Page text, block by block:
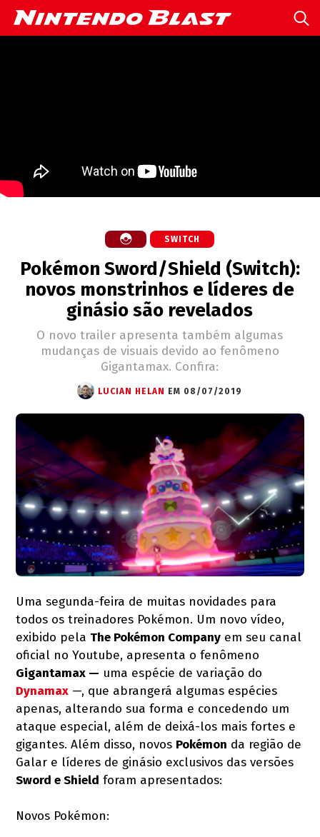
SWITCH
Pokémon Sword/Shield (Switch):
novos monstrinhos e líderes de
ginásio são revelados
O novo trailer apresenta também algumas
mudanças de visuais devido ao fenômeno
Gigantamax. Confira:
LUCIAN HELAN EM 08/07/2019
Uma segunda-feira de muitas novidades para
todos os treinadores Pokémon. Um novo vídeo,
exibido pela The Pokémon Company em seu canal
oficial no Youtube, apresenta o fenômeno
Gigantamax — uma espécie de variação do
Dynamax —, que abrangerá algumas espécies
apenas, alterando sua forma e concedendo um
ataque especial, além de deixá-los mais fortes e
gigantes. Além disso, novos Pokémon da região de
Galar e líderes de ginásio exclusivos das versões
Sword e Shield foram apresentados:
Novos Pokémon: